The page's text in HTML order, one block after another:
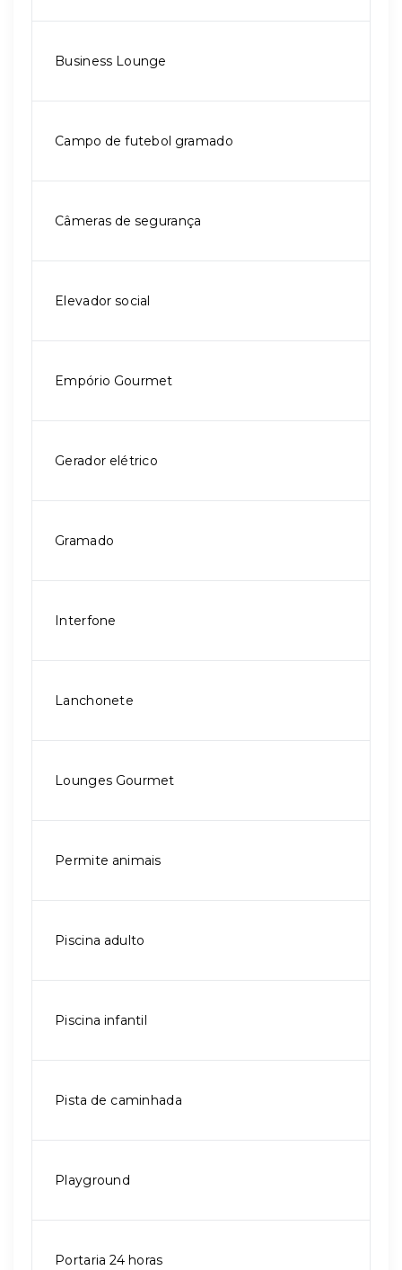
Business Lounge
Campo de futebol gramado
Câmeras de segurança
Elevador social
Empório Gourmet
Gerador elétrico
Gramado
Interfone
Lanchonete
Lounges Gourmet
Permite animais
Piscina adulto
Piscina infantil
Pista de caminhada
Playground
Portaria 24 horas